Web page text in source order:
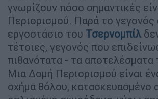
γνωρίζουν πόσο σημαντικές
Περιορισμού. Παρά το γεγονός
εργοστάσιο του Τσερνομπίλ
τέτοιες, γεγονός που
πιθανότατα - τα αποτελέσματα
Μια Δομή Περιορισμού είναι
σχήμα θόλου, κατασκευασμένο